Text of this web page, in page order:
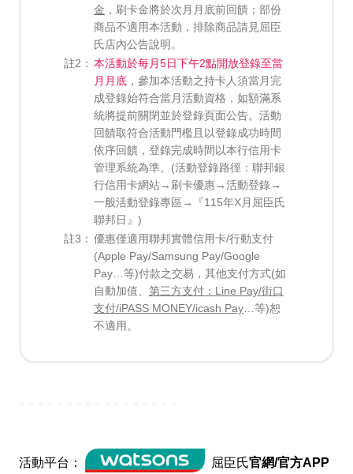
金 ，刷卡金將於次月月底前回饋；部份
商品不適用本活動，排除商品請見屈臣
氏店內公告說明。
註2： 本活動於每月5日下午2點開放登錄至當
月月底 ，參加本活動之持卡人須當月完
成登錄始符合當月活動資格，如額滿系
統將提前關閉並於登錄頁面公告。活動
回饋取符合活動門檻且以登錄成功時間
依序回饋，登錄完成時間以本行信用卡
管理系統為準。(活動登錄路徑：聯邦銀
行信用卡網站→刷卡優惠→活動登錄→
一般活動登錄專區→『115年X月屈臣氏
聯邦日』)
註3： 優惠僅適用聯邦實體信用卡/行動支付
(Apple Pay/Samsung Pay/Google
Pay…等)付款之交易，其他支付方式(如
自動加值、 第三方支付：Line Pay/街口
支付/iPASS MONEY/icash Pay …等)恕
不適用。
活動平台： 屈臣氏官網/官方APP